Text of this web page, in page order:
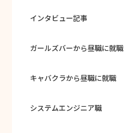
インタビュー記事
ガールズバーから昼職に就職
キャバクラから昼職に就職
システムエンジニア職